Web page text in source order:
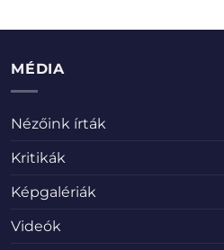
MÉDIA
Nézőink írták
Kritikák
Képgalériák
Videók